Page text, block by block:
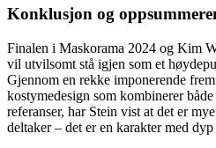
Konklusjon og
Finalen i Maskorama 2024 og Kim
vil utvilsomt stå igjen som et
Gjennom en rekke imponerende
kostymedesign som kombinerer
referanser, har Stein vist at det er
deltaker – det er en karakter med